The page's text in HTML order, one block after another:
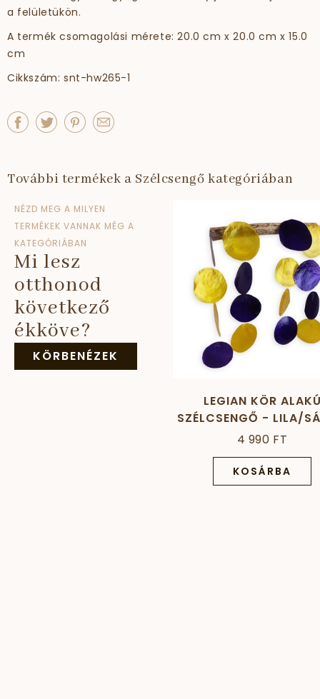
a felületükön.
A termék csomagolási mérete: 20.0 cm x 20.0 cm x 15.0
cm
Cikkszám: snt-hw265-1
További termékek a Szélcsengő kategóriában
NÉZD MEG A MILYEN
TERMÉKEK VANNAK MÉG A
KATEGÓRIÁBAN
Mi lesz
otthonod
következő
ékköve?
KÖRBENÉZEK
LEGIAN KÖR
SZÉLCSENGŐ - LILA/
4 990 FT
KOSÁRBA